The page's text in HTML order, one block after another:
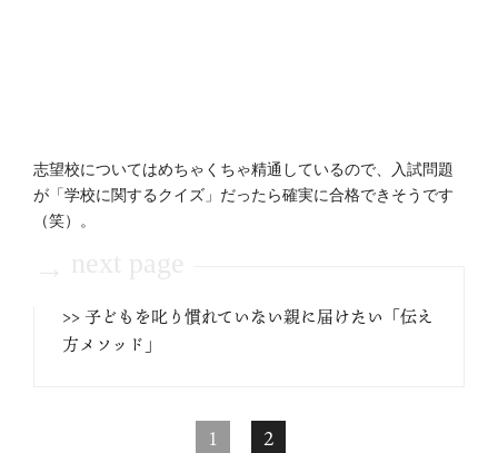
志望校についてはめちゃくちゃ精通しているので、入試問題
が「学校に関するクイズ」だったら確実に合格できそうです
（笑）。
>> 子どもを叱り慣れていない親に届けたい「伝え
方メソッド」
1 2